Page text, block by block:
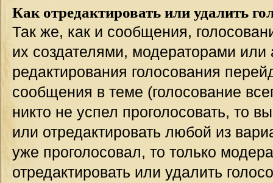
Как отредактировать или удалить
Так же, как и сообщения,
их создателями, модераторами
редактирования голосования
сообщения в теме (голосование
никто не успел проголосовать, то
или отредактировать любой из
уже проголосовал, то только
отредактировать или удалить